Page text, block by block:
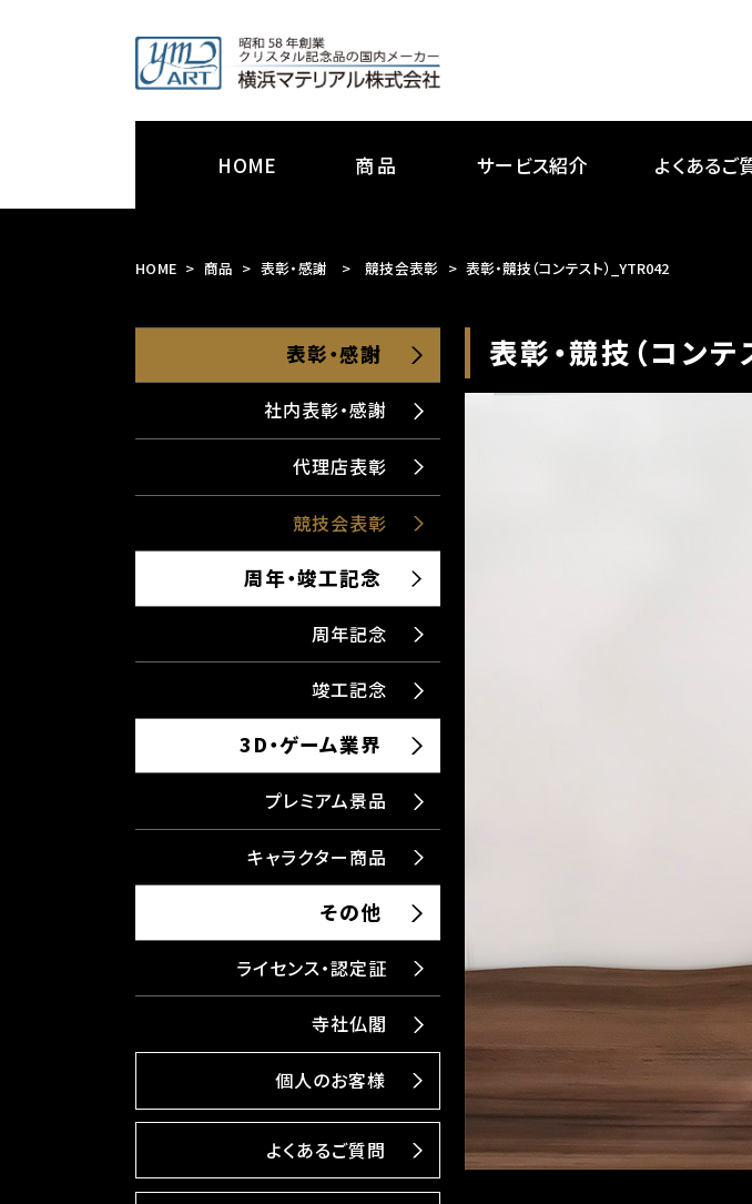
HOME 商品 サービス紹介 よくあるご
HOME 商品 表彰・感謝 >競技会表彰 表彰・競技（コンテスト）_YTR042
表彰・感謝
社内表彰・感謝
代理店表彰
競技会表彰
周年・竣工記念
周年記念
竣工記念
3D・ゲーム業界
プレミアム景品
キャラクター商品
その他
ライセンス・認定証
寺社仏閣
個人のお客様
よくあるご質問
表彰・競技（コン